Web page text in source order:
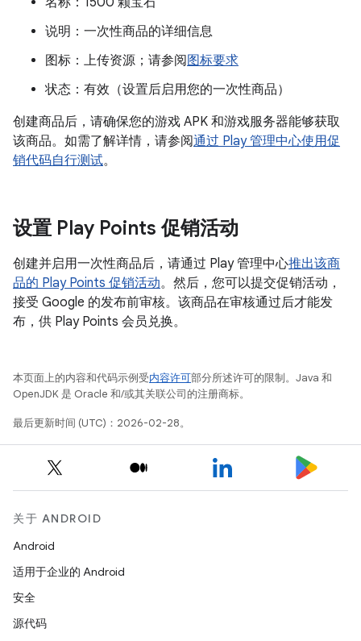
说明：一次性商品的详细信息
图标：上传资源；请参阅 图标要求
状态：有效（设置后启用您的一次性商品）
创建商品后，请确保您的游戏 APK 和游戏服务器能够获取
该商品。如需了解详情，请参阅通过 Play 管理中心使用促
销代码自行测试。
设置 Play Points 促销活动
创建并启用一次性商品后，请通过 Play 管理中心推出该商
品的 Play Points 促销活动。然后，您可以提交促销活动，
接受 Google 的发布前审核。该商品在审核通过后才能发
布，供 Play Points 会员兑换。
本页面上的内容和代码示例受内容许可部分所述许可的限制。Java 和
OpenJDK 是 Oracle 和/或其关联公司的注册商标。
最后更新时间 (UTC)：2026-02-28。
关于 ANDROID
Android
适用于企业的 Android
安全
源代码